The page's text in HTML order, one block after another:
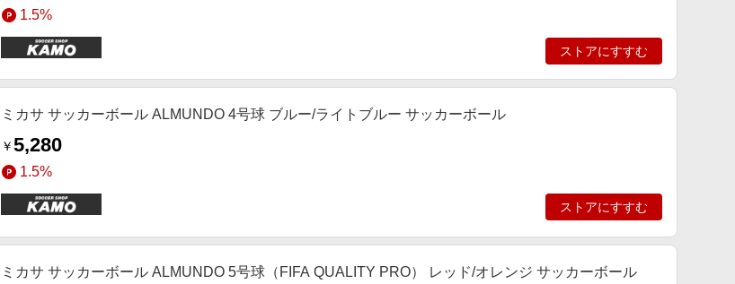
1.5%
ストアにすすむ
ミカサ サッカーボール ALMUNDO 4号球 ブルー/ライトブルー サッカーボール
￥5,280
1.5%
ストアにすすむ
ミカサ サッカーボール ALMUNDO 5号球（FIFA QUALITY PRO） レッド/オレンジ サッカーボール